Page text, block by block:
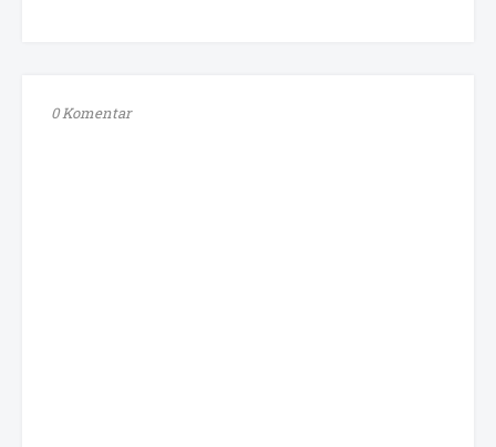
0 Komentar